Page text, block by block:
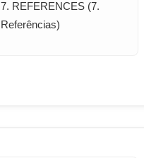
7. REFERENCES (7.
Referências)